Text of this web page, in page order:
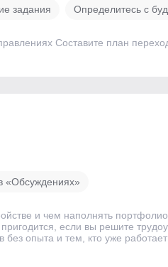
задания Определитесь с
Составите план
«Обсуждениях»
и чем наполнять
если вы решите
опыта и тем, кто уже